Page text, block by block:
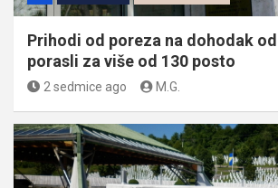
Prihodi od poreza na dohodak
porasli za više od 130 posto
2 sedmice ago M.G.